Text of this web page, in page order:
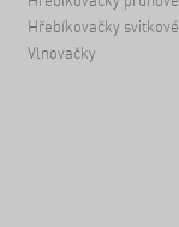
Hřebíkovačky svitkové
Vlnovačky